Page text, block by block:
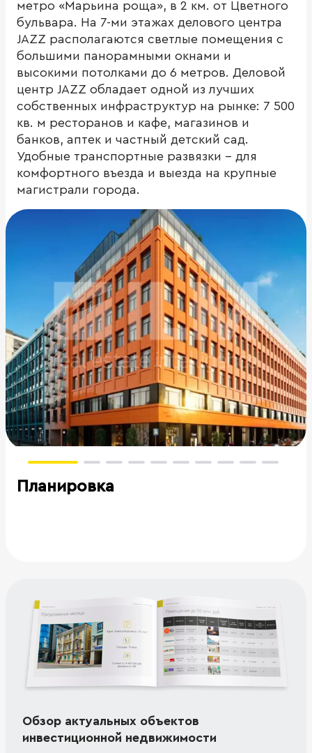
метро «Марьина роща», в 2 км. от Цветного
бульвара. На 7-ми этажах делового центра
JAZZ располагаются светлые помещения с
большими панорамными окнами и
высокими потолками до 6 метров. Деловой
центр JAZZ обладает одной из лучших
собственных инфраструктур на рынке: 7 500
кв. м ресторанов и кафе, магазинов и
банков, аптек и частный детский сад.
Удобные транспортные развязки – для
комфортного въезда и выезда на крупные
магистрали города.
Планировка
Обзор актуальных объектов
инвестиционной недвижимости